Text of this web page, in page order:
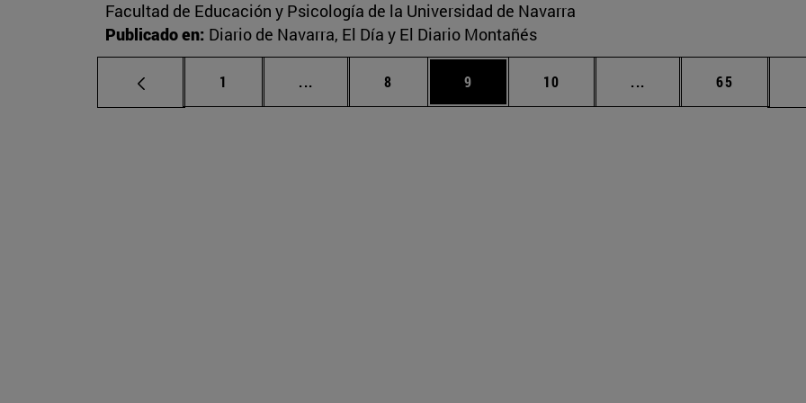
Facultad de Educación y Psicología de la Universidad de Navarra
Publicado en: Diario de Navarra, El Día y El Diario Montañés
Página
1 ... Páginas intermedias Use TAB para desplazarse.
Página
8 Página
9 Página
10 ... Páginas intermedias
Página
65